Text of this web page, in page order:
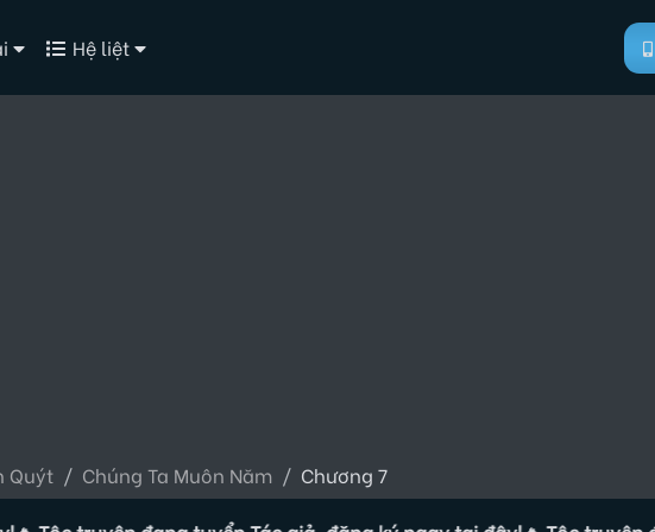
Hệ liệt
Quýt Chúng Ta Muôn Năm Chương 7